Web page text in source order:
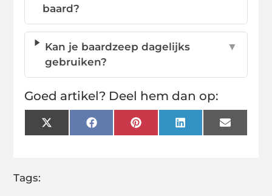
baard?
Kan je baardzeep dagelijks
gebruiken?
▼
Goed artikel? Deel hem dan op:
X
(Twitter)
FacebookPinterestLinkedInEmail
Tags: